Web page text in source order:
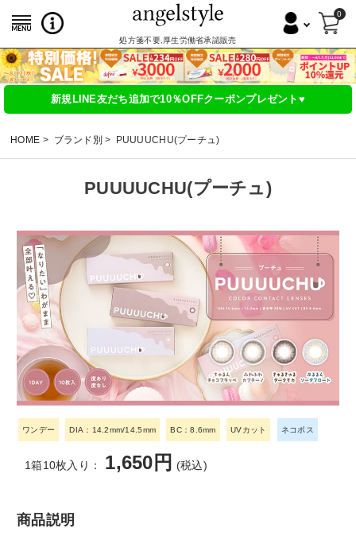
処方箋不要,厚生労働省承認販売
0
新規LINE友だち追加で10％OFFクーポンプレゼント♥
HOME ブランド別 PUUUUCHU(プーチュ)
PUUUUCHU(プーチュ)
ワンデー DIA：14.2mm/14.5mm BC：8.6mm UVカット ネコポス
1箱10枚入り： 1,650円 (税込)
商品説明